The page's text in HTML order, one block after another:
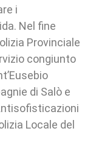
i
Nel fine
Provinciale
congiunto
di Salò e
Locale del